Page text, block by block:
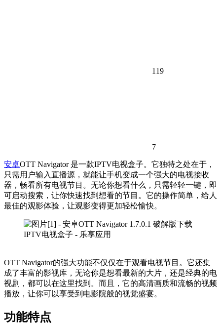
119
7
安卓OTT Navigator 是一款IPTV电视盒子。它独特之处在于，
只需用户输入直播源，就能让手机变成一个强大的电视接收
器，畅看所有电视节目。无论你想看什么，只需轻轻一键，即
可启动搜索，让你快速找到想看的节目。它的操作简单，给人
最佳的观影体验，让观影变得更加轻松愉快。
OTT Navigator的强大功能不仅仅在于观看电视节目。它还集
成了丰富的影视库，无论你是想看最新的大片，还是经典的电
视剧，都可以在这里找到。而且，它的高清画质和流畅的视频
播放，让你可以享受到电影院般的视觉盛宴。
功能特点